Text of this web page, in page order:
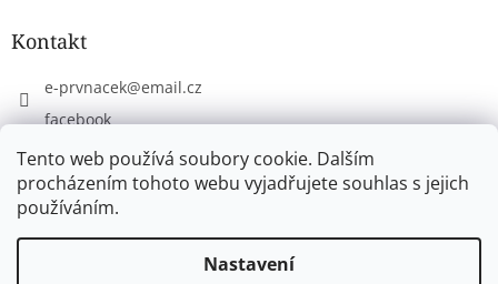
Tento web používá soubory cookie. Dalším
procházením tohoto webu vyjadřujete souhlas s jejich
používáním.
Nastavení
Kontakt
e-prvnacek@email.cz
facebook
eprvnacek